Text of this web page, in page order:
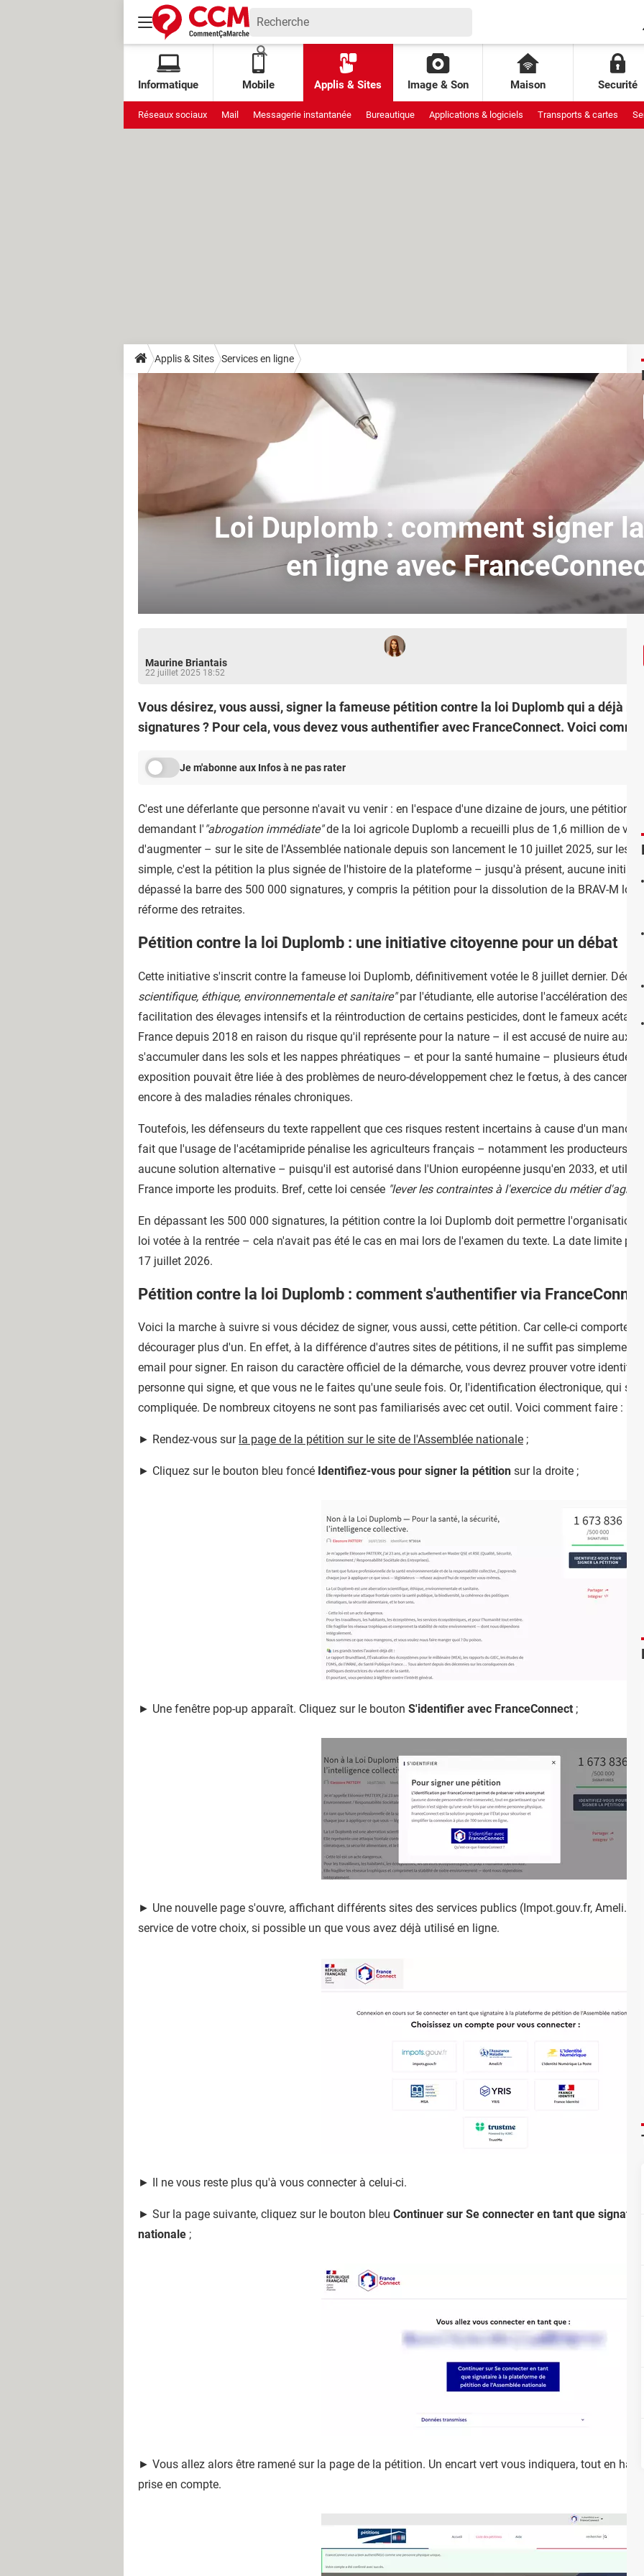
Informatique Mobile Applis & Sites Image & Son Maison Securité
Réseaux sociaux Mail Messagerie instantanée Bureautique Applications & logiciels Transports & cartes
Applis & Sites Services en ligne
Loi Duplomb : comment signer
en ligne avec
Maurine Briantais
22 juillet 2025 18:52
Vous désirez, vous aussi, signer la fameuse pétition contre la loi Duplomb qui a déjà
signatures ? Pour cela, vous devez vous authentifier avec FranceConnect. Voici
Je m'abonne aux Infos à ne pas rater
C'est une déferlante que personne n'avait vu venir : en l'espace d'une dizaine de jours, une pétition
demandant l' "abrogation immédiate"de la loi agricole Duplomb a recueilli plus de 1,6 million de
d'augmenter – sur le site de l'Assemblée nationale depuis son lancement le 10 juillet 2025, sur les
simple, c'est la pétition la plus signée de l'histoire de la plateforme – jusqu'à présent, aucune
dépassé la barre des 500 000 signatures, y compris la pétition pour la dissolution de la BRAV-M lors
réforme des retraites.
Pétition contre la loi Duplomb : une initiative citoyenne pour un débat
Cette initiative s'inscrit contre la fameuse loi Duplomb, définitivement votée le 8 juillet dernier.
scientifique, éthique, environnementale et sanitaire"par l'étudiante, elle autorise l'accélération des
facilitation des élevages intensifs et la réintroduction de certains pesticides, dont le fameux
France depuis 2018 en raison du risque qu'il représente pour la nature – il est accusé de nuire aux
s'accumuler dans les sols et les nappes phréatiques – et pour la santé humaine – plusieurs études
exposition pouvait être liée à des problèmes de neuro-développement chez le fœtus, à des cancers,
encore à des maladies rénales chroniques.
Toutefois, les défenseurs du texte rappellent que ces risques restent incertains à cause d'un
fait que l'usage de l'acétamipride pénalise les agriculteurs français – notamment les producteurs de
aucune solution alternative – puisqu'il est autorisé dans l'Union européenne jusqu'en 2033, et utilisé
France importe les produits. Bref, cette loi censée "lever les contraintes à l'exercice du métier
En dépassant les 500 000 signatures, la pétition contre la loi Duplomb doit permettre l'organisation
loi votée à la rentrée – cela n'avait pas été le cas en mai lors de l'examen du texte. La date limite
17 juillet 2026.
Pétition contre la loi Duplomb : comment s'authentifier via FranceConnect
Voici la marche à suivre si vous décidez de signer, vous aussi, cette pétition. Car celle-ci comporte
décourager plus d'un. En effet, à la différence d'autres sites de pétitions, il ne suffit pas simplement
email pour signer. En raison du caractère officiel de la démarche, vous devrez prouver votre identité
personne qui signe, et que vous ne le faites qu'une seule fois. Or, l'identification électronique, qui se
compliquée. De nombreux citoyens ne sont pas familiarisés avec cet outil. Voici comment faire :
► Rendez-vous sur la page de la pétition sur le site de l'Assemblée nationale ;
► Cliquez sur le bouton bleu foncé Identifiez-vous pour signer la pétition sur la droite ;
► Une fenêtre pop-up apparaît. Cliquez sur le bouton S'identifier avec FranceConnect ;
► Une nouvelle page s'ouvre, affichant différents sites des services publics (Impot.gouv.fr, Ameli.fr,
service de votre choix, si possible un que vous avez déjà utilisé en ligne.
► Il ne vous reste plus qu'à vous connecter à celui-ci.
► Sur la page suivante, cliquez sur le bouton bleu Continuer sur Se connecter en tant que
nationale ;
► Vous allez alors être ramené sur la page de la pétition. Un encart vert vous indiquera, tout en
prise en compte.